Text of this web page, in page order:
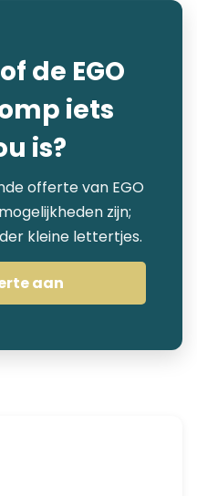
de EGO
iets
is?
offerte van EGO
zijn;
kleine lettertjes.
aan